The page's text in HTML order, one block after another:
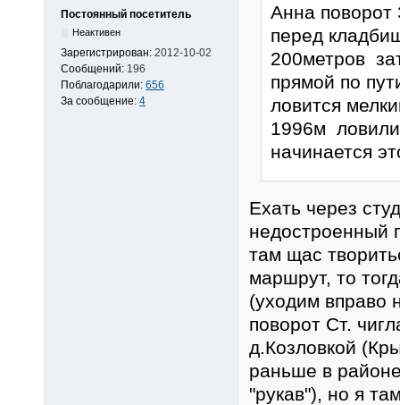
Постоянный посетитель
Неактивен
Зарегистрирован: 2012-10-02
Сообщений: 196
Поблагодарили: 656
За сообщение: 4
Анна поворот
перед
200метров
прямой по
ловится
1996м ловили
начинается
Ехать через
недостроенный
там щас
маршрут, то
(уходим вправо
поворот Ст.
д.Козловкой
раньше в
"рукав"), но я